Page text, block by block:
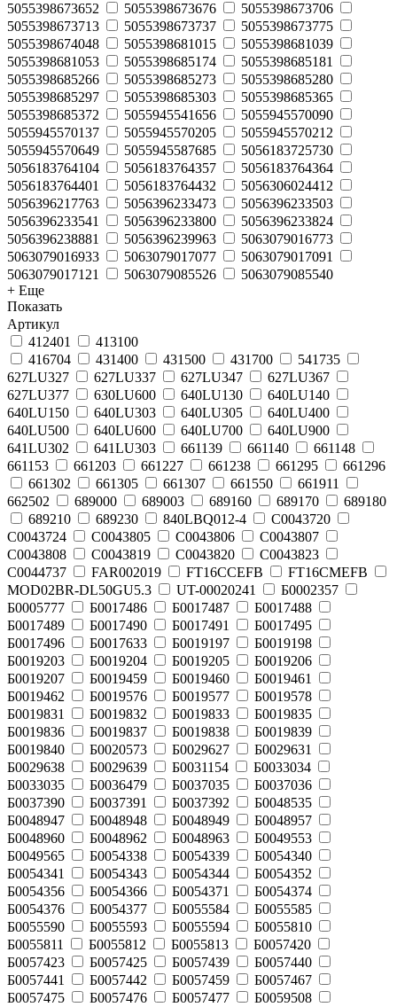
5055398673652
5055398673676
5055398673706
5055398673713
5055398673737
5055398673775
5055398674048
5055398681015
5055398681039
5055398681053
5055398685174
5055398685181
5055398685266
5055398685273
5055398685280
5055398685297
5055398685303
5055398685365
5055398685372
5055945541656
5055945570090
5055945570137
5055945570205
5055945570212
5055945570649
5055945587685
5056183725730
5056183764104
5056183764357
5056183764364
5056183764401
5056183764432
5056306024412
5056396217763
5056396233473
5056396233503
5056396233541
5056396233800
5056396233824
5056396238881
5056396239963
5063079016773
5063079016933
5063079017077
5063079017091
5063079017121
5063079085526
5063079085540
+ Еще
Показать
Артикул
412401
413100
416704
431400 431500 431700
541735
627LU327
627LU337 627LU347
627LU367
627LU377
630LU600 640LU130
640LU140
640LU150
640LU303 640LU305
640LU400
640LU500
640LU600 640LU700
640LU900
641LU302
641LU303 661139 661140
661148
661153
661203 661227 661238 661295
661296
661302
661305 661307 661550
661911
662502
689000 689003 689160 689170
689180
689210
689230 840LBQ012-4
C0043720
C0043724
C0043805 C0043806
C0043807
C0043808
C0043819 C0043820
C0043823
C0044737
FAR002019 FT16CCEFB
FT16CMEFB
MOD02BR-DL50GU5.3
UT-00020241
Б0002357
Б0005777
Б0017486 Б0017487
Б0017488
Б0017489
Б0017490 Б0017491
Б0017495
Б0017496
Б0017633 Б0019197
Б0019198
Б0019203
Б0019204 Б0019205
Б0019206
Б0019207
Б0019459 Б0019460
Б0019461
Б0019462
Б0019576 Б0019577
Б0019578
Б0019831
Б0019832 Б0019833
Б0019835
Б0019836
Б0019837 Б0019838
Б0019839
Б0019840
Б0020573 Б0029627
Б0029631
Б0029638
Б0029639 Б0031154
Б0033034
Б0033035
Б0036479 Б0037035
Б0037036
Б0037390
Б0037391 Б0037392
Б0048535
Б0048947
Б0048948 Б0048949
Б0048957
Б0048960
Б0048962 Б0048963
Б0049553
Б0049565
Б0054338 Б0054339
Б0054340
Б0054341
Б0054343 Б0054344
Б0054352
Б0054356
Б0054366 Б0054371
Б0054374
Б0054376
Б0054377 Б0055584
Б0055585
Б0055590
Б0055593 Б0055594
Б0055810
Б0055811
Б0055812 Б0055813
Б0057420
Б0057423
Б0057425 Б0057439
Б0057440
Б0057441
Б0057442 Б0057459
Б0057467
Б0057475
Б0057476 Б0057477
Б0059508